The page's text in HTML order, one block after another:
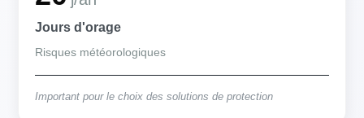
Jours d'orage
Risques météorologiques
Important pour le choix des solutions de protection